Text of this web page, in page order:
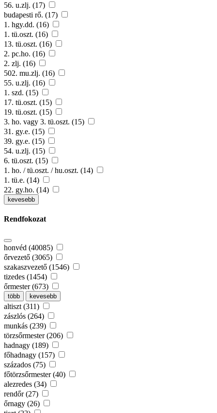
56. u.zlj. (17)
budapesti rő. (17)
1. hgy.dd. (16)
1. tü.oszt. (16)
13. tü.oszt. (16)
2. pc.ho. (16)
2. zlj. (16)
502. mu.zlj. (16)
55. u.zlj. (16)
1. szd. (15)
17. tü.oszt. (15)
19. tü.oszt. (15)
3. ho. vagy 3. tü.oszt. (15)
31. gy.e. (15)
39. gy.e. (15)
54. u.zlj. (15)
6. tü.oszt. (15)
1. ho. / tü.oszt. / hu.oszt. (14)
1. tü.e. (14)
22. gy.ho. (14)
kevesebb
Rendfokozat
honvéd (40085)
őrvezető (3065)
szakaszvezető (1546)
tizedes (1454)
őrmester (673)
több kevesebb
altiszt (311)
zászlós (264)
munkás (239)
törzsőrmester (206)
hadnagy (189)
főhadnagy (157)
százados (75)
főtörzsőrmester (40)
alezredes (34)
rendőr (27)
őrnagy (26)